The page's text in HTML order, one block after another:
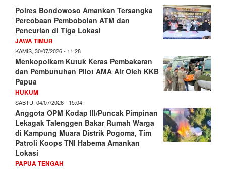
Polres Bondowoso Amankan Tersangka
Percobaan Pembobolan ATM dan
Pencurian di Tiga Lokasi
JAWA TIMUR
KAMIS, 30/07/2026 - 11:28
Menkopolkam Kutuk Keras Pembakaran
dan Pembunuhan Pilot AMA Air Oleh KKB
Papua
HUKUM
SABTU, 04/07/2026 - 15:04
Anggota OPM Kodap III/Puncak Pimpinan
Lekagak Talenggen Bakar Rumah Warga
di Kampung Muara Distrik Pogoma, Tim
Patroli Koops TNI Habema Amankan
Lokasi
PAPUA TENGAH